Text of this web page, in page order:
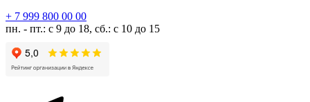
+ 7 999 800 00 00
пн. - пт.: с 9 до 18, сб.: с 10 до 15